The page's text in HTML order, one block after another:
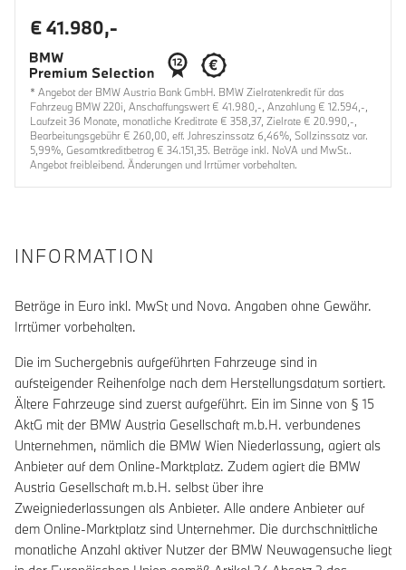
€ 41.980,-
* Angebot der BMW Austria Bank GmbH. BMW Zielratenkredit für das
Fahrzeug BMW 220i, Anschaffungswert € 41.980,-, Anzahlung € 12.594,-,
Laufzeit 36 Monate, monatliche Kreditrate € 358,37, Zielrate € 20.990,-,
Bearbeitungsgebühr € 260,00, eff. Jahreszinssatz 6,46%, Sollzinssatz var.
5,99%, Gesamtkreditbetrag € 34.151,35. Beträge inkl. NoVA und MwSt..
Angebot freibleibend. Änderungen und Irrtümer vorbehalten.
INFORMATION
Beträge in Euro inkl. MwSt und Nova. Angaben ohne Gewähr.
Irrtümer vorbehalten.
Die im Suchergebnis aufgeführten Fahrzeuge sind in
aufsteigender Reihenfolge nach dem Herstellungsdatum sortiert.
Ältere Fahrzeuge sind zuerst aufgeführt. Ein im Sinne von § 15
AktG mit der BMW Austria Gesellschaft m.b.H. verbundenes
Unternehmen, nämlich die BMW Wien Niederlassung, agiert als
Anbieter auf dem Online-Marktplatz. Zudem agiert die BMW
Austria Gesellschaft m.b.H. selbst über ihre
Zweigniederlassungen als Anbieter. Alle andere Anbieter auf
dem Online-Marktplatz sind Unternehmer. Die durchschnittliche
monatliche Anzahl aktiver Nutzer der BMW Neuwagensuche liegt